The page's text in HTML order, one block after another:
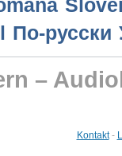
По-русски
–
Kontakt-